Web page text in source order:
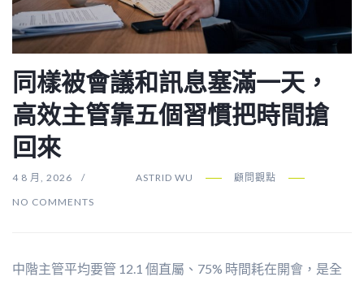
同樣被會議和訊息塞滿一天，
高效主管靠五個習慣把時間搶
回來
4 8 月, 2026 ASTRID WU
顧問觀點
NO COMMENTS
中階主管平均要管 12.1 個直屬、75% 時間耗在開會，是全